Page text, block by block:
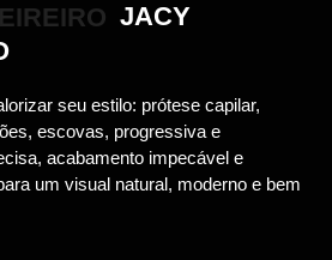
JACY
seu estilo: prótese capilar,
escovas, progressiva e
acabamento impecável e
um visual natural, moderno e bem